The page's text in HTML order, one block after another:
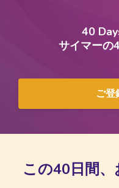
40
サイマーの
ご登
この40日間